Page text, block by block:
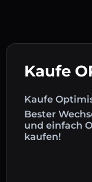
Kaufe
Kaufe
Bester
und einfach
kaufen!